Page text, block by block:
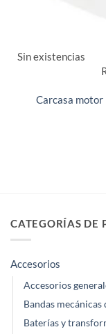
Sin existencias
Carcasa
CATEGORÍAS DE
Accesorios
Accesorios
Bandas mecánicas
Baterías y